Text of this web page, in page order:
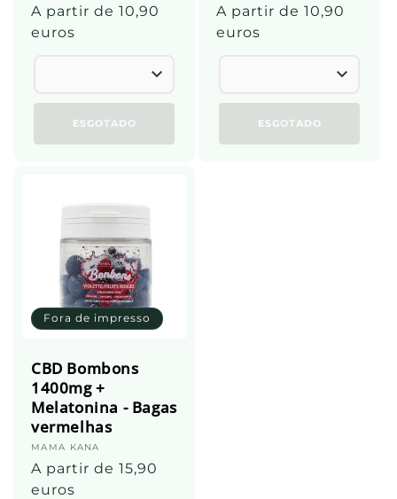
Preço
normal
A partir de 10,90
euros
ESGOTADO
Preço
normal
A partir de 10,90
euros
ESGOTADO
Fora de impresso
CBD Bombons
1400mg +
Melatonina - Bagas
vermelhas
Fornecedor:
MAMA KANA
Preço
normal
A partir de 15,90
euros